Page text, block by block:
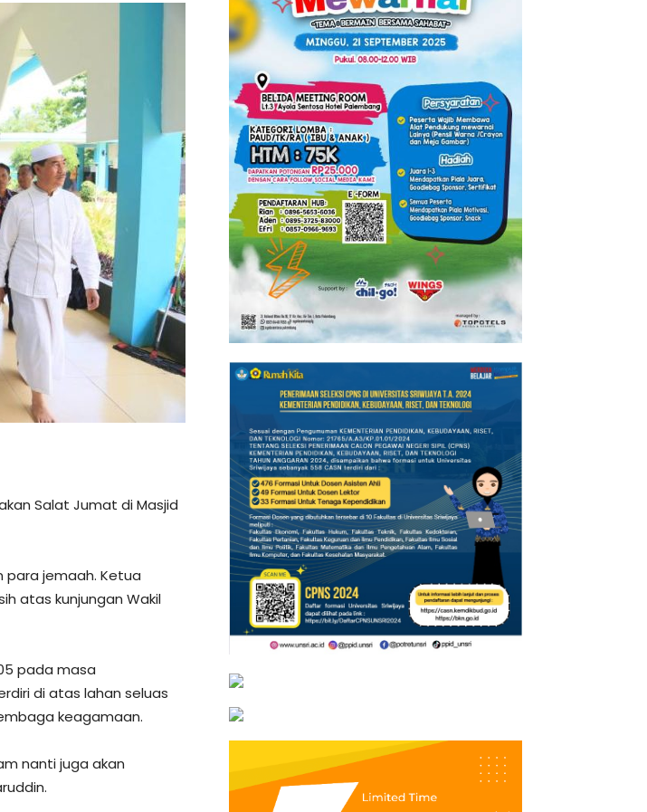
Salat Jumat di Masjid
para jemaah. Ketua
atas kunjungan Wakil
pada masa
di atas lahan seluas
keagamaan.
nanti juga akan